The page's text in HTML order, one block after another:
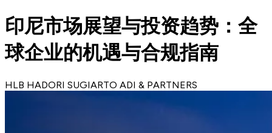
印尼市场展望与投资趋势：全
球企业的机遇与合规指南
HLB HADORI SUGIARTO ADI & PARTNERS